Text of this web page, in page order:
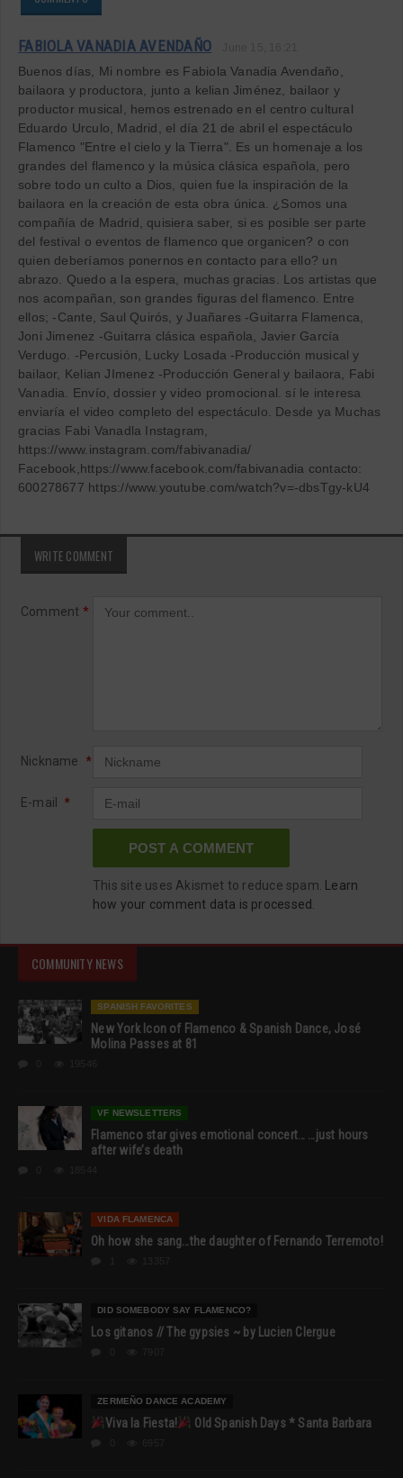
FABIOLA VANADIA AVENDAÑO
Buenos días, Mi nombre es Fabiola Vanadia Avendaño,
bailaora y productora, junto a kelian Jiménez, bailaor y
productor musical, hemos estrenado en el centro cultural
Eduardo Urculo, Madrid, el día 21 de abril el espectáculo
Flamenco "Entre el cielo y la Tierra". Es un homenaje a los
grandes del flamenco y la música clásica española, pero
sobre todo un culto a Dios, quien fue la inspiración de la
bailaora en la creación de esta obra única. ¿Somos una
compañía de Madrid, quisiera saber, si es posible ser parte
del festival o eventos de flamenco que organicen? o con
quien deberíamos ponernos en contacto para ello? un
abrazo. Quedo a la espera, muchas gracias. Los artistas que
nos acompañan, son grandes figuras del flamenco. Entre
ellos; -Cante, Saul Quirós, y Juañares -Guitarra Flamenca,
Joni Jimenez -Guitarra clásica española, Javier García
Verdugo. -Percusión, Lucky Losada -Producción musical y
bailaor, Kelian JImenez -Producción General y bailaora, Fabi
Vanadia. Envío, dossier y video promocional. sí le interesa
enviaría el video completo del espectáculo. Desde ya Muchas
gracias Fabi Vanadla Instagram,
https://www.instagram.com/fabivanadia/
Facebook,https://www.facebook.com/fabivanadia contacto:
600278677 https://www.youtube.com/watch?v=-dbsTgy-kU4
WRITE COMMENT
Comment *
Nickname *
E-mail *
This site uses Akismet to reduce spam.
Learn
how your comment data is processed.
COMMUNITY NEWS
SPANISH FAVORITES
New York Icon of Flamenco & Spanish Dance, José
Molina Passes at 81
VF NEWSLETTERS
Flamenco star gives emotional concert… …just hours
after wife’s death
VIDA FLAMENCA
Oh how she sang…the daughter of Fernando Terremoto!
DID SOMEBODY SAY FLAMENCO?
Los gitanos // The gypsies ~ by Lucien Clergue
ZERMEÑO DANCE ACADEMY
Viva la Fiesta! Old Spanish Days * Santa Barbara